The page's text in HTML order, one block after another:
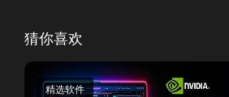
猜你喜欢
精选软件